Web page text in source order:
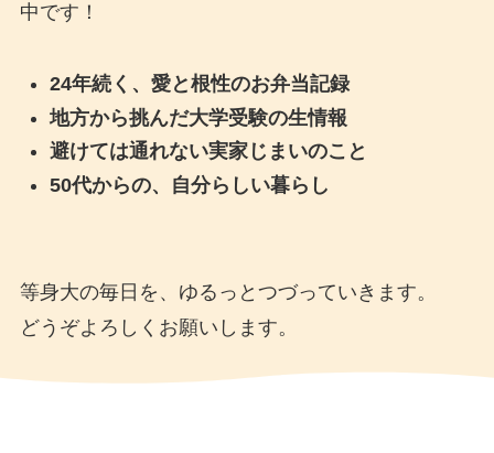
中です！
24年続く、愛と根性のお弁当記録
地方から挑んだ大学受験の生情報
避けては通れない実家じまいのこと
50代からの、自分らしい暮らし
等身大の毎日を、ゆるっとつづっていきます。
どうぞよろしくお願いします。